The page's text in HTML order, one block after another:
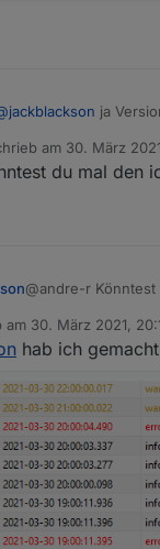
jackblackson ja
am 30. März
editiert von
du mal den
@andre-r
am 30. März 2021,
von
hab ich